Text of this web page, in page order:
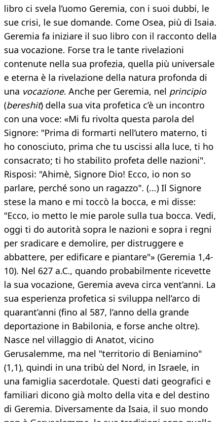
libro ci svela l’uomo Geremia, con i suoi dubbi, le
sue crisi, le sue domande. Come Osea, più di Isaia.
Geremia fa iniziare il suo libro con il racconto della
sua vocazione. Forse tra le tante rivelazioni
contenute nella sua profezia, quella più universale
e eterna è la rivelazione della natura profonda di
una vocazione. Anche per Geremia, nel principio
(bereshit) della sua vita profetica c’è un incontro
con una voce: «Mi fu rivolta questa parola del
Signore: "Prima di formarti nell’utero materno, ti
ho conosciuto, prima che tu uscissi alla luce, ti ho
consacrato; ti ho stabilito profeta delle nazioni".
Risposi: "Ahimè, Signore Dio! Ecco, io non so
parlare, perché sono un ragazzo". (...) Il Signore
stese la mano e mi toccò la bocca, e mi disse:
"Ecco, io metto le mie parole sulla tua bocca. Vedi,
oggi ti do autorità sopra le nazioni e sopra i regni
per sradicare e demolire, per distruggere e
abbattere, per edificare e piantare"» (Geremia 1,4-
10). Nel 627 a.C., quando probabilmente ricevette
la sua vocazione, Geremia aveva circa vent’anni. La
sua esperienza profetica si sviluppa nell’arco di
quarant’anni (fino al 587, l’anno della grande
deportazione in Babilonia, e forse anche oltre).
Nasce nel villaggio di Anatot, vicino
Gerusalemme, ma nel "territorio di Beniamino"
(1,1), quindi in una tribù del Nord, in Israele, in
una famiglia sacerdotale. Questi dati geografici e
familiari dicono già molto della vita e del destino
di Geremia. Diversamente da Isaia, il suo mondo